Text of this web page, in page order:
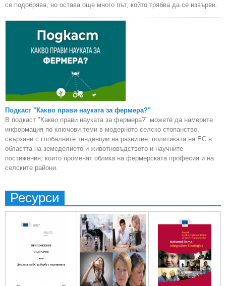
се подобрява, но остава още много път, който трябва да се извърви.
Подкаст "Какво прави науката за фермера?"
В подкаст "Какво прави науката за фермера?" можете да намерите
информация по ключови теми в модерното селско стопанство,
свързани с глобалните тенденции на развитие, политиката на ЕС в
областта на земеделието и животновъдството и научните
постижения, които променят облика на фермерската професия и на
селските райони.
Ресурси